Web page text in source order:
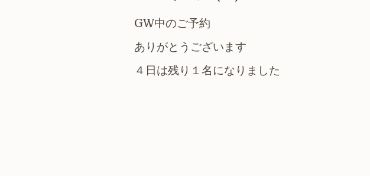
GW中のご予約
ありがとうございます
４日は残り１名になりました